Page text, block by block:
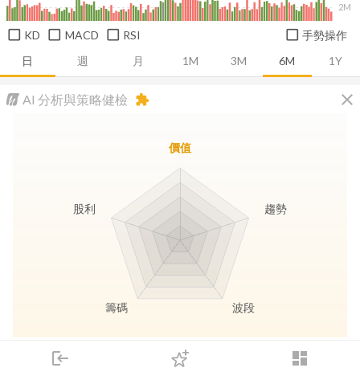
login dashboard
下單
日 週 月 1M 3M 6M 1Y
2M
KD MACD RSI 手勢操作
AI 分析與策略健檢 close
extension
長線價值 存股收息
價值
趨勢
波段
籌碼
股利